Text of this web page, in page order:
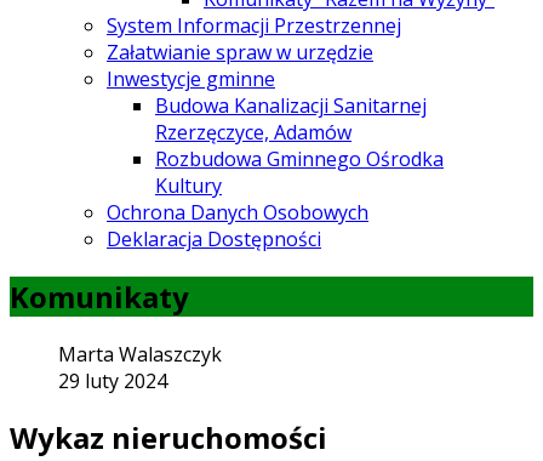
System Informacji Przestrzennej
Załatwianie spraw w urzędzie
Inwestycje gminne
Budowa Kanalizacji Sanitarnej
Rzerzęczyce, Adamów
Rozbudowa Gminnego Ośrodka
Kultury
Ochrona Danych Osobowych
Deklaracja Dostępności
Komunikaty
Marta Walaszczyk
29 luty 2024
Wykaz nieruchomości